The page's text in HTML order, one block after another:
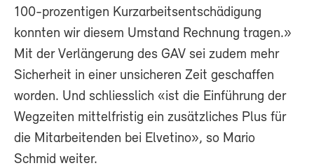
100-prozentigen Kurzarbeitsentschädigung
konnten wir diesem Umstand Rechnung tragen.»
Mit der Verlängerung des GAV sei zudem mehr
Sicherheit in einer unsicheren Zeit geschaffen
worden. Und schliesslich «ist die Einführung der
Wegzeiten mittelfristig ein zusätzliches Plus für
die Mitarbeitenden bei Elvetino», so Mario
Schmid weiter.